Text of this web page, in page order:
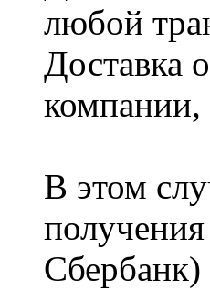
любой
Доставка
В этом
Сбербанк)